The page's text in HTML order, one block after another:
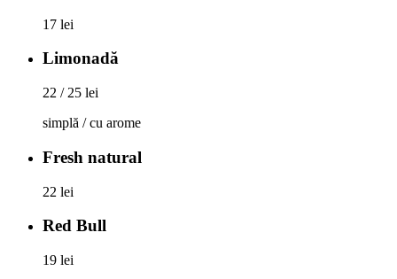
17 lei
Limonadă
22 / 25 lei
simplă / cu arome
Fresh natural
22 lei
Red Bull
19 lei